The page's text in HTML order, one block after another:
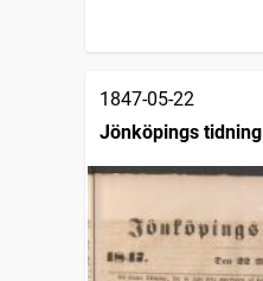
1847-05-22
Jönköpings tidning